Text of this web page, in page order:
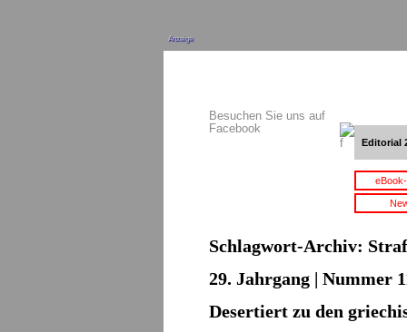
Anzeige
Besuchen Sie uns auf
Facebook
Editorial
Schlagwort-Archiv:
29. Jahrgang | Nummer
Desertiert zu den